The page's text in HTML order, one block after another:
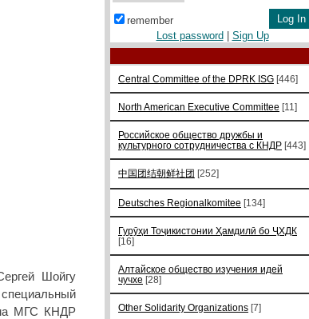
Шойгу
МГС КНДР
remember
Lost password
Sign Up
Central Committee of the DPRK ISG [446]
North American Executive Committee [11]
Российское общество дружбы и
культурного сотрудничества с КНДР [443]
中国团结朝鲜社团 [252]
Deutsches Regionalkomitee [134]
Гурӯҳи Тоҷикистонии Ҳамдилӣ бо ҶХДК
[16]
Алтайское общество изучения идей
чучхе [28]
Other Solidarity Organizations [7]